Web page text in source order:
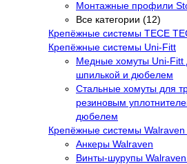
Монтажные профили
Все категории (12)
Крепёжные системы TECE
Крепёжные системы Uni-Fitt
Медные хомуты Uni-Fitt
шпилькой и дюбелем
Стальные хомуты для
резиновым
дюбелем
Крепёжные системы Walraven
Анкеры Walraven
Винты-шурупы